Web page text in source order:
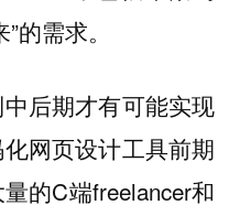
的需求。
后期才有可能实现
网页设计工具前期
的C端freelancer和